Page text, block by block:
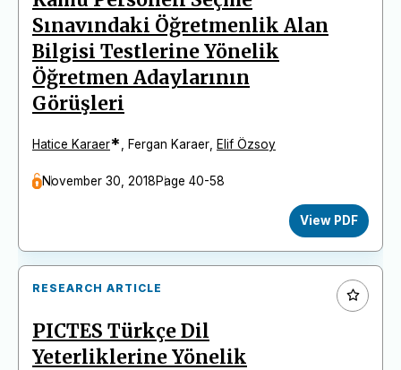
Sınavındaki Öğretmenlik Alan
Bilgisi Testlerine Yönelik
Öğretmen Adaylarının
Görüşleri
Hatice Karaer* Fergan Karaer Elif Özsoy
November 30, 2018Page 40-58
View PDF
RESEARCH ARTICLE
PICTES Türkçe Dil
Yeterliklerine Yönelik